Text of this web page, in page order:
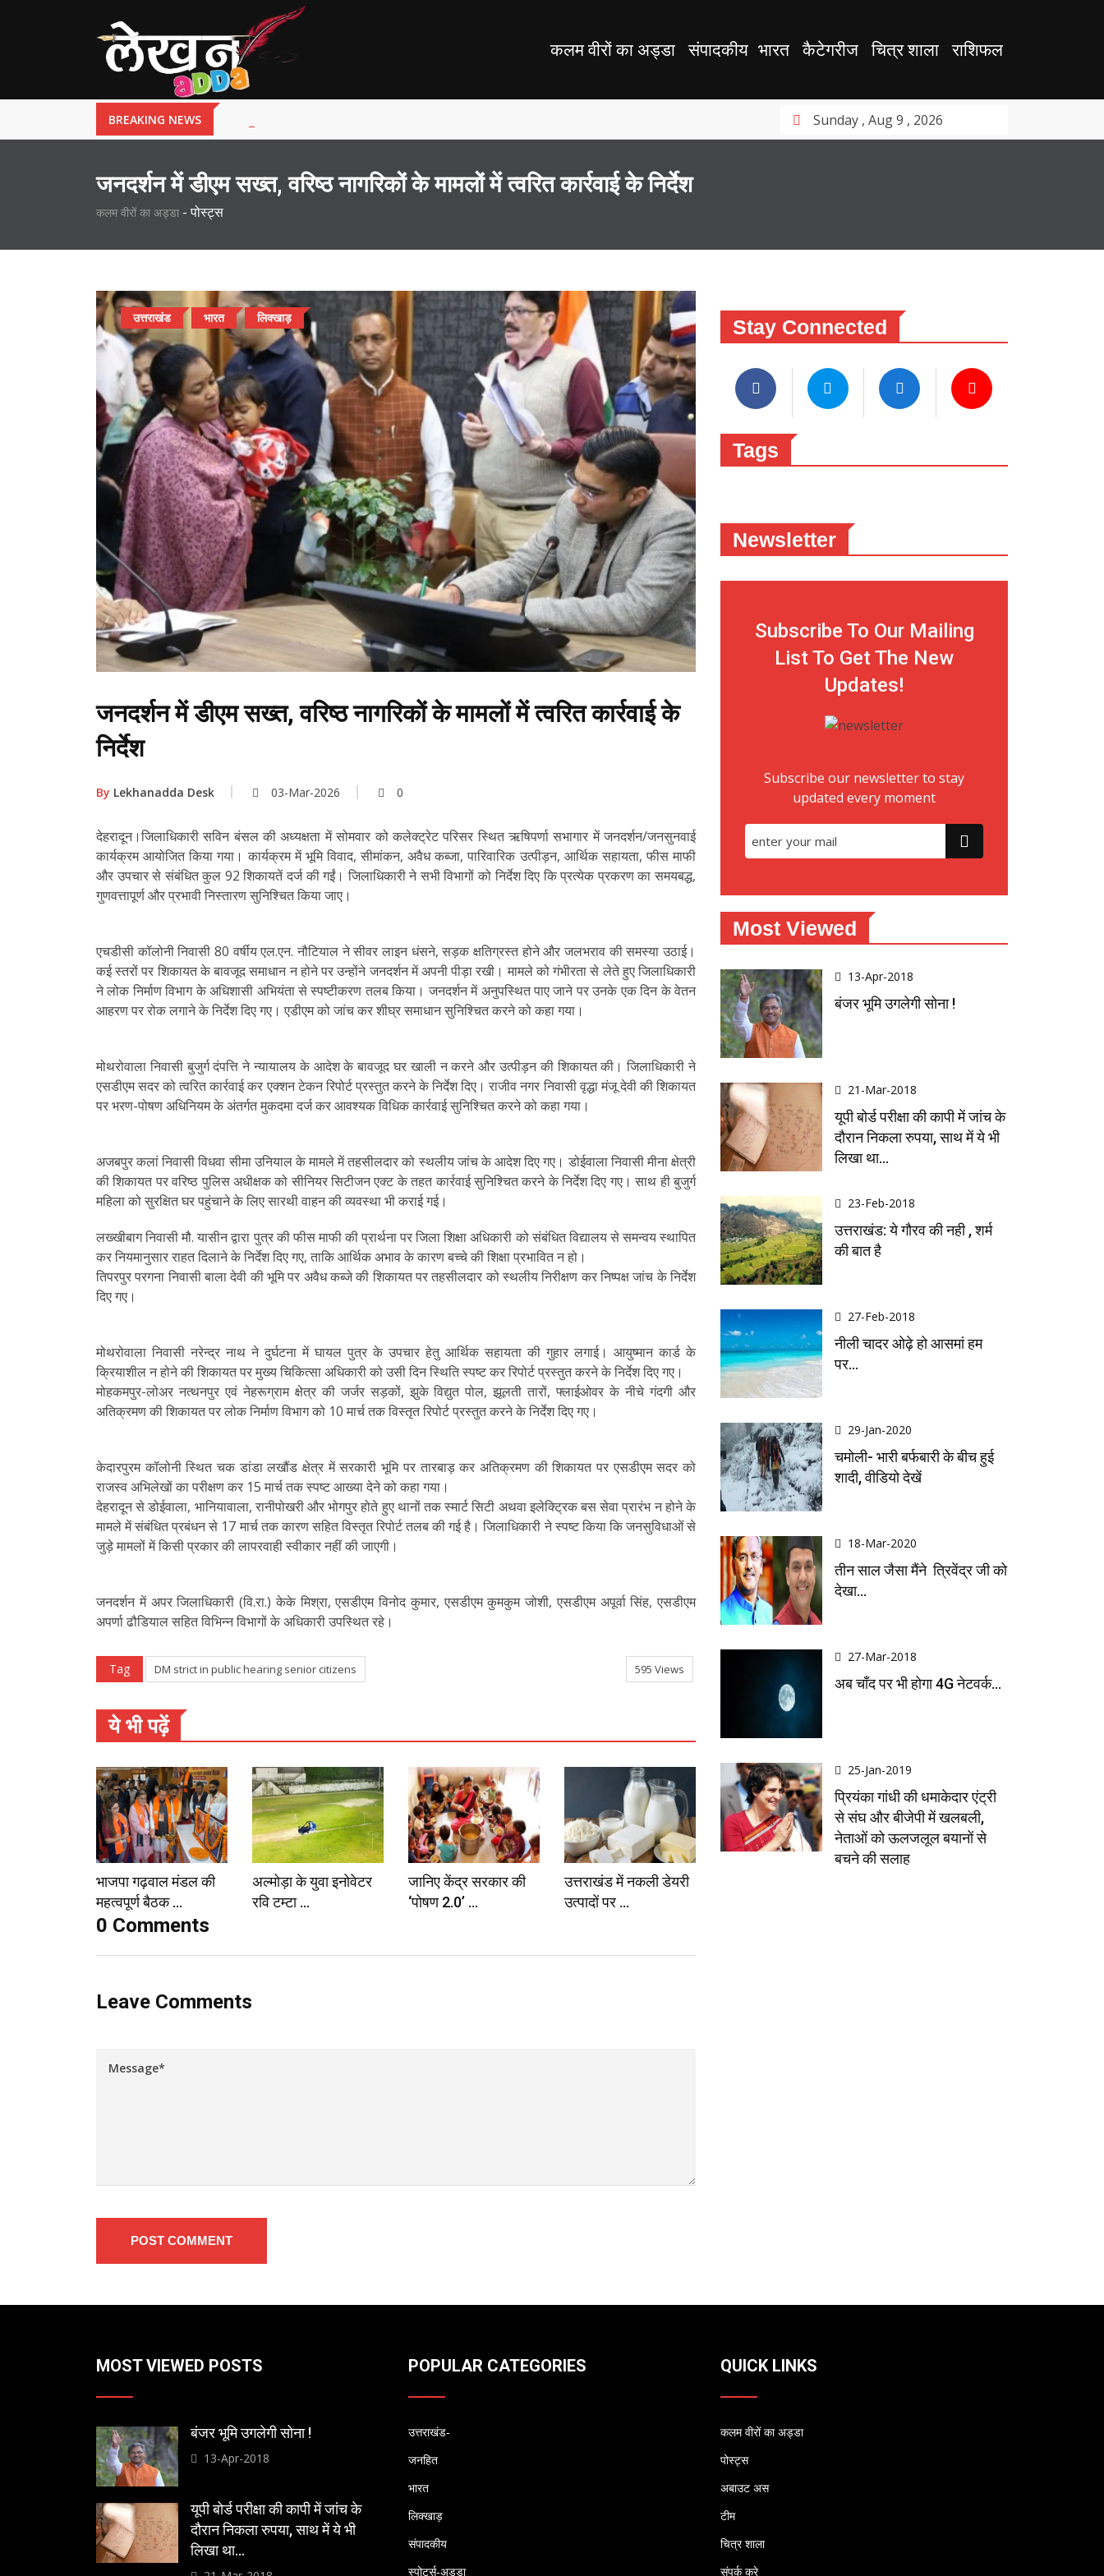
कलम वीरों का अड्डा संपादकीय भारत कैटेगरीज चित्र शाला राशिफल
BREAKING NEWS Sunday , Aug 9 , 2026
जनदर्शन में डीएम सख्त, वरिष्ठ नागरिकों के मामलों में त्वरित कार्रवाई के निर्देश
कलम वीरों का अड्डा - पोस्ट्स
उत्तराखंड भारत लिक्खाड़
जनदर्शन में डीएम सख्त, वरिष्ठ नागरिकों के मामलों में त्वरित कार्रवाई के
निर्देश
By Lekhanadda Desk 03-Mar-2026 0
देहरादून।जिलाधिकारी सविन बंसल की अध्यक्षता में सोमवार को कलेक्ट्रेट परिसर स्थित ऋषिपर्णा सभागार में जनदर्शन/जनसुनवाई
कार्यक्रम आयोजित किया गया। कार्यक्रम में भूमि विवाद, सीमांकन, अवैध कब्जा, पारिवारिक उत्पीड़न, आर्थिक सहायता, फीस माफी
और उपचार से संबंधित कुल 92 शिकायतें दर्ज की गईं। जिलाधिकारी ने सभी विभागों को निर्देश दिए कि प्रत्येक प्रकरण का समयबद्ध,
गुणवत्तापूर्ण और प्रभावी निस्तारण सुनिश्चित किया जाए।
एचडीसी कॉलोनी निवासी 80 वर्षीय एल.एन. नौटियाल ने सीवर लाइन धंसने, सड़क क्षतिग्रस्त होने और जलभराव की समस्या उठाई।
कई स्तरों पर शिकायत के बावजूद समाधान न होने पर उन्होंने जनदर्शन में अपनी पीड़ा रखी। मामले को गंभीरता से लेते हुए जिलाधिकारी
ने लोक निर्माण विभाग के अधिशासी अभियंता से स्पष्टीकरण तलब किया। जनदर्शन में अनुपस्थित पाए जाने पर उनके एक दिन के वेतन
आहरण पर रोक लगाने के निर्देश दिए गए। एडीएम को जांच कर शीघ्र समाधान सुनिश्चित करने को कहा गया।
मोथरोवाला निवासी बुजुर्ग दंपत्ति ने न्यायालय के आदेश के बावजूद घर खाली न करने और उत्पीड़न की शिकायत की। जिलाधिकारी ने
एसडीएम सदर को त्वरित कार्रवाई कर एक्शन टेकन रिपोर्ट प्रस्तुत करने के निर्देश दिए। राजीव नगर निवासी वृद्धा मंजू देवी की शिकायत
पर भरण-पोषण अधिनियम के अंतर्गत मुकदमा दर्ज कर आवश्यक विधिक कार्रवाई सुनिश्चित करने को कहा गया।
अजबपुर कलां निवासी विधवा सीमा उनियाल के मामले में तहसीलदार को स्थलीय जांच के आदेश दिए गए। डोईवाला निवासी मीना क्षेत्री
की शिकायत पर वरिष्ठ पुलिस अधीक्षक को सीनियर सिटीजन एक्ट के तहत कार्रवाई सुनिश्चित करने के निर्देश दिए गए। साथ ही बुजुर्ग
महिला को सुरक्षित घर पहुंचाने के लिए सारथी वाहन की व्यवस्था भी कराई गई।
लख्खीबाग निवासी मौ. यासीन द्वारा पुत्र की फीस माफी की प्रार्थना पर जिला शिक्षा अधिकारी को संबंधित विद्यालय से समन्वय स्थापित
कर नियमानुसार राहत दिलाने के निर्देश दिए गए, ताकि आर्थिक अभाव के कारण बच्चे की शिक्षा प्रभावित न हो।
तिपरपुर परगना निवासी बाला देवी की भूमि पर अवैध कब्जे की शिकायत पर तहसीलदार को स्थलीय निरीक्षण कर निष्पक्ष जांच के निर्देश
दिए गए।
मोथरोवाला निवासी नरेन्द्र नाथ ने दुर्घटना में घायल पुत्र के उपचार हेतु आर्थिक सहायता की गुहार लगाई। आयुष्मान कार्ड के
क्रियाशील न होने की शिकायत पर मुख्य चिकित्सा अधिकारी को उसी दिन स्थिति स्पष्ट कर रिपोर्ट प्रस्तुत करने के निर्देश दिए गए।
मोहकमपुर-लोअर नत्थनपुर एवं नेहरूग्राम क्षेत्र की जर्जर सड़कों, झुके विद्युत पोल, झूलती तारों, फ्लाईओवर के नीचे गंदगी और
अतिक्रमण की शिकायत पर लोक निर्माण विभाग को 10 मार्च तक विस्तृत रिपोर्ट प्रस्तुत करने के निर्देश दिए गए।
केदारपुरम कॉलोनी स्थित चक डांडा लखौंड क्षेत्र में सरकारी भूमि पर तारबाड़ कर अतिक्रमण की शिकायत पर एसडीएम सदर को
राजस्व अभिलेखों का परीक्षण कर 15 मार्च तक स्पष्ट आख्या देने को कहा गया।
देहरादून से डोईवाला, भानियावाला, रानीपोखरी और भोगपुर होते हुए थानों तक स्मार्ट सिटी अथवा इलेक्ट्रिक बस सेवा प्रारंभ न होने के
मामले में संबंधित प्रबंधन से 17 मार्च तक कारण सहित विस्तृत रिपोर्ट तलब की गई है। जिलाधिकारी ने स्पष्ट किया कि जनसुविधाओं से
जुड़े मामलों में किसी प्रकार की लापरवाही स्वीकार नहीं की जाएगी।
जनदर्शन में अपर जिलाधिकारी (वि.रा.) केके मिश्रा, एसडीएम विनोद कुमार, एसडीएम कुमकुम जोशी, एसडीएम अपूर्वा सिंह, एसडीएम
अपर्णा ढौडियाल सहित विभिन्न विभागों के अधिकारी उपस्थित रहे।
Tag DM strict in public hearing senior citizens 595 Views
ये भी पढ़ें
भाजपा गढ़वाल मंडल की
महत्वपूर्ण बैठक ...
अल्मोड़ा के युवा इनोवेटर
रवि टम्टा ...
जानिए केंद्र सरकार की
‘पोषण 2.0’ ...
उत्तराखंड में नकली डेयरी
उत्पादों पर ...
0 Comments
Leave Comments
POST COMMENT
Stay Connected
Tags
Newsletter
Subscribe To Our Mailing
List To Get The New
Updates!
Subscribe our newsletter to stay
updated every moment
Most Viewed
13-Apr-2018
बंजर भूमि उगलेगी सोना !
21-Mar-2018
यूपी बोर्ड परीक्षा की कापी में जांच के
दौरान निकला रुपया, साथ में ये भी
लिखा था…
23-Feb-2018
उत्तराखंड: ये गौरव की नही , शर्म
की बात है
27-Feb-2018
नीली चादर ओढ़े हो आसमां हम
पर...
29-Jan-2020
चमोली- भारी बर्फबारी के बीच हुई
शादी, वीडियो देखें
18-Mar-2020
तीन साल जैसा मैंने त्रिवेंद्र जी को
देखा...
27-Mar-2018
अब चाँद पर भी होगा 4G नेटवर्क...
25-Jan-2019
प्रियंका गांधी की धमाकेदार एंट्री
से संघ और बीजेपी में खलबली,
नेताओं को ऊलजलूल बयानों से
बचने की सलाह
MOST VIEWED POSTS
बंजर भूमि उगलेगी सोना !
13-Apr-2018
यूपी बोर्ड परीक्षा की कापी में जांच के
दौरान निकला रुपया, साथ में ये भी
लिखा था…
POPULAR CATEGORIES
उत्तराखंड-
जनहित
भारत
लिक्खाड़
संपादकीय
स्पोर्ट्स-अड्डा
QUICK LINKS
कलम वीरों का अड्डा
पोस्ट्स
अबाउट अस
टीम
चित्र शाला
संपर्क करे